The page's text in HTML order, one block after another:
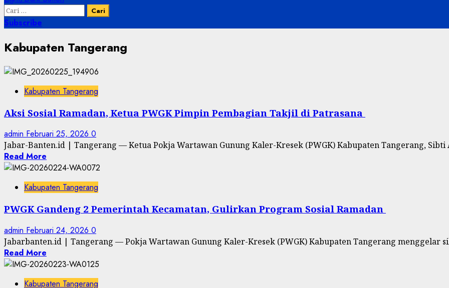
Cari
untuk:
Subscribe
Kabupaten Tangerang
Kabupaten Tangerang
Aksi Sosial Ramadan, Ketua PWGK Pimpin Pembagian Takjil di Patrasana ‎
admin Februari 25, 2026 0
‎Jabar-Banten.id | Tangerang — Ketua Pokja Wartawan Gunung Kaler-Kresek (PWGK) Kabupaten Tangerang, Sibti
Read More
Kabupaten Tangerang
PWGK Gandeng 2 Pemerintah Kecamatan, Gulirkan Program Sosial Ramadan ‎
admin Februari 24, 2026 0
Jabarbanten.id | Tangerang — Pokja Wartawan Gunung Kaler-Kresek (PWGK) Kabupaten Tangerang menggelar
Read More
Kabupaten Tangerang